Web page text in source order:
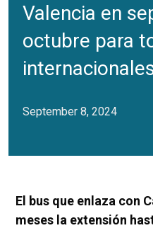
Valencia en
octubre para
September 8, 2024
El bus que enlaza con
meses la extensión